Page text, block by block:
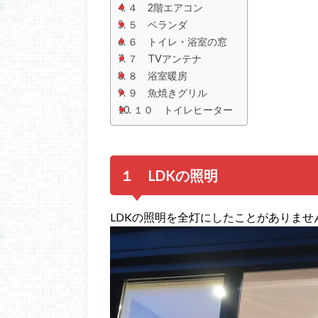
４ 2階エアコン
５ ベランダ
６ トイレ・浴室の窓
７ TVアンテナ
８ 浴室暖房
９ 魚焼きグリル
１０ トイレヒーター
１ LDKの照明
LDKの照明を全灯にしたことがありませ